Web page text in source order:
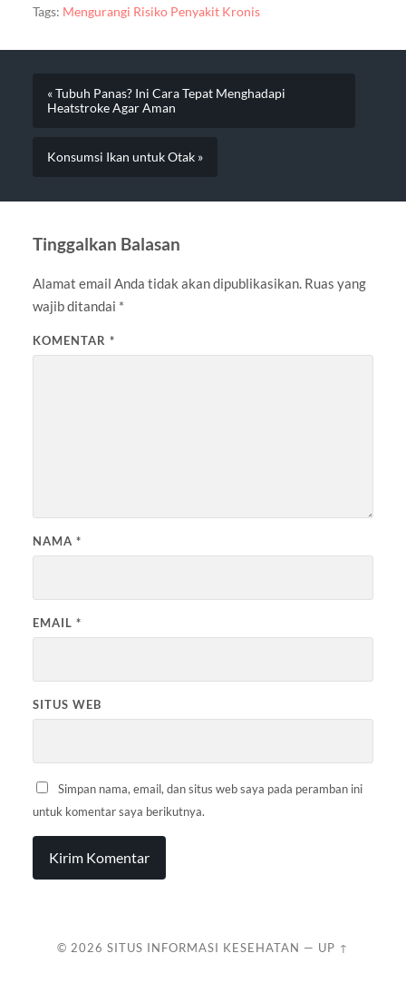
Tags: Mengurangi Risiko Penyakit Kronis
« Tubuh Panas? Ini Cara Tepat Menghadapi
Heatstroke Agar Aman
Konsumsi Ikan untuk Otak »
Tinggalkan Balasan
Alamat email Anda tidak akan dipublikasikan. Ruas yang
wajib ditandai *
KOMENTAR *
NAMA *
EMAIL *
SITUS WEB
Simpan nama, email, dan situs web saya pada peramban ini
untuk komentar saya berikutnya.
© 2026 SITUS INFORMASI KESEHATAN — UP ↑